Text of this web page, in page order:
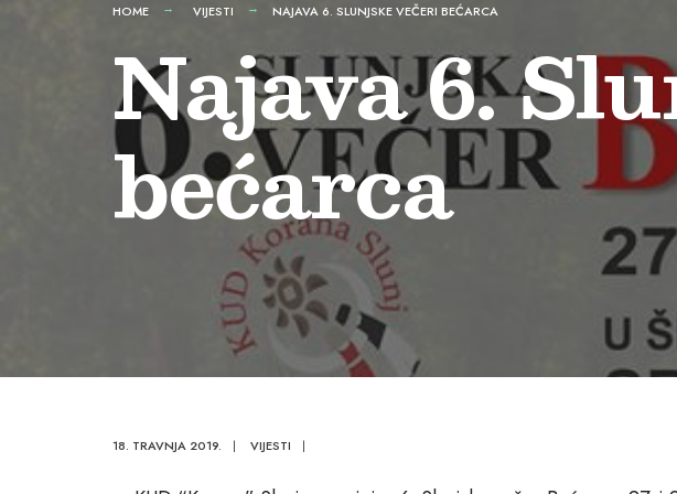
HOME VIJESTI NAJAVA 6. SLUNJSKE VEČERI BEĆARCA
Najava 6.
bećarca
18. TRAVNJA 2019. | VIJESTI |